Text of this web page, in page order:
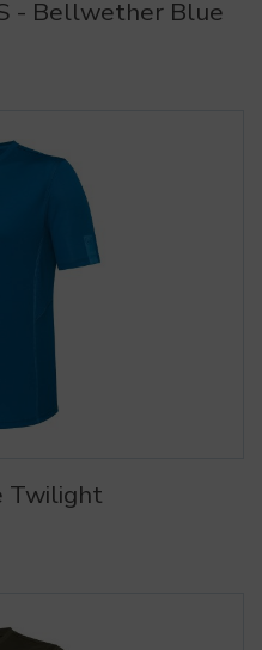
- Bellwether Blue
Twilight